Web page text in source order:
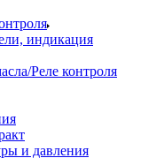
индикация
Реле контроля
и давления